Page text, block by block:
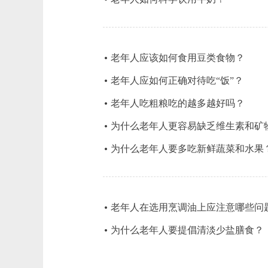
老年人应该如何食用豆类食物？
老年人应如何正确对待吃“饭”？
老年人吃粗粮吃的越多越好吗？
为什么老年人更容易缺乏维生素和矿
为什么老年人要多吃新鲜蔬菜和水果
老年人在选用烹调油上应注意哪些问
为什么老年人要提倡清淡少盐膳食？